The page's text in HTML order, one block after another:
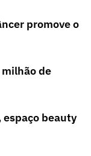
promove o
milhão de
espaço beauty